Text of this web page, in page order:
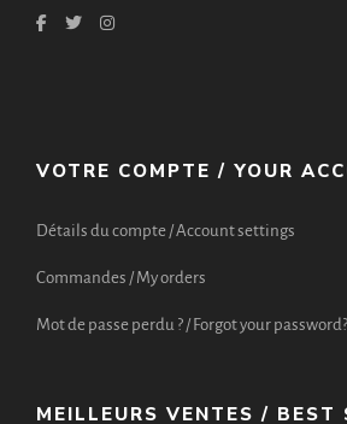
VOTRE COMPTE / YOUR
Détails du compte / Account settings
Commandes / My orders
Mot de passe perdu ? / Forgot your password?
MEILLEURS VENTES / BEST